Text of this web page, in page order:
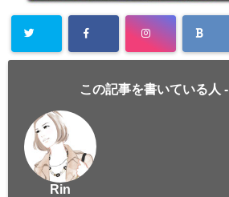
この記事を書いている人 -
Rin